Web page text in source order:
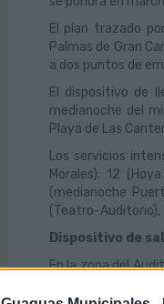
El plan trazado
Palmas de Gran
a dos puntos de
El dispositivo de
medianoche del
Playa de Las
Los servicios
Morales); 12
(medianoche
(Teatro-Auditorio),
Dispositivo de
En la zona del
03:00 horas,